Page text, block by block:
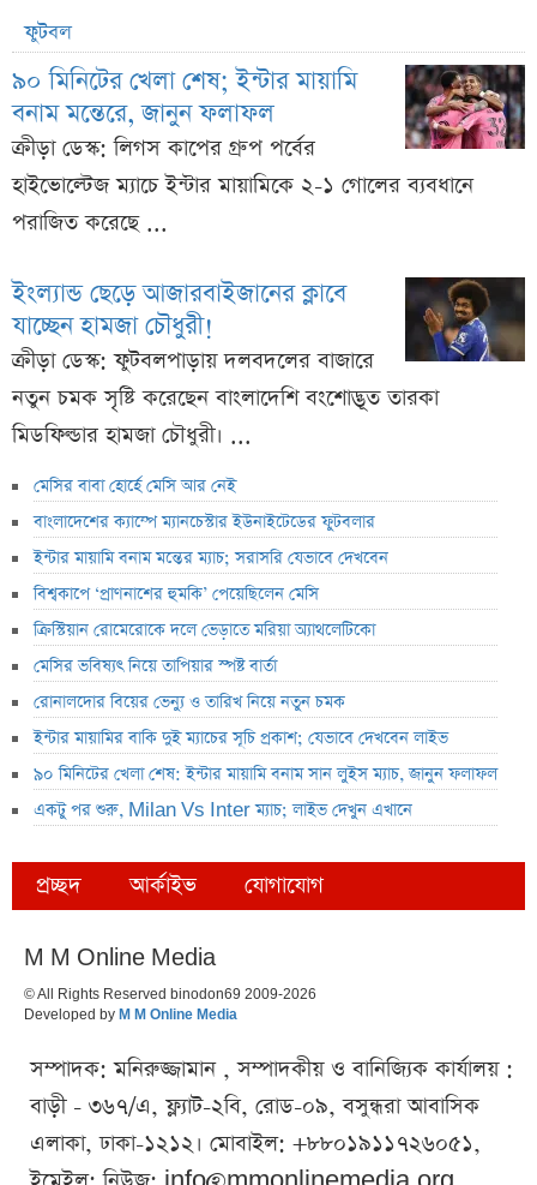
ফুটবল
৯০ মিনিটের খেলা শেষ; ইন্টার মায়ামি
বনাম মন্তেরে, জানুন ফলাফল
ক্রীড়া ডেস্ক: লিগস কাপের গ্রুপ পর্বের
হাইভোল্টেজ ম্যাচে ইন্টার মায়ামিকে ২-১ গোলের ব্যবধানে
পরাজিত করেছে ...
ইংল্যান্ড ছেড়ে আজারবাইজানের ক্লাবে
যাচ্ছেন হামজা চৌধুরী!
ক্রীড়া ডেস্ক: ফুটবলপাড়ায় দলবদলের বাজারে
নতুন চমক সৃষ্টি করেছেন বাংলাদেশি বংশোদ্ভূত তারকা
মিডফিল্ডার হামজা চৌধুরী। ...
মেসির বাবা হোর্হে মেসি আর নেই
বাংলাদেশের ক্যাম্পে ম্যানচেস্টার ইউনাইটেডের ফুটবলার
ইন্টার মায়ামি বনাম মন্তের ম্যাচ; সরাসরি যেভাবে দেখবেন
বিশ্বকাপে ‘প্রাণনাশের হুমকি’ পেয়েছিলেন মেসি
ক্রিস্টিয়ান রোমেরোকে দলে ভেড়াতে মরিয়া অ্যাথলেটিকো
মেসির ভবিষ্যৎ নিয়ে তাপিয়ার স্পষ্ট বার্তা
রোনালদোর বিয়ের ভেন্যু ও তারিখ নিয়ে নতুন চমক
ইন্টার মায়ামির বাকি দুই ম্যাচের সূচি প্রকাশ; যেভাবে দেখবেন লাইভ
৯০ মিনিটের খেলা শেষ: ইন্টার মায়ামি বনাম সান লুইস ম্যাচ, জানুন ফলাফল
একটু পর শুরু, Milan Vs Inter ম্যাচ; লাইভ দেখুন এখানে
প্রচ্ছদ আর্কাইভ যোগাযোগ
M M Online Media
© All Rights Reserved binodon69 2009-2026
Developed by M M Online Media
সম্পাদক: মনিরুজ্জামান , সম্পাদকীয় ও বানিজ্যিক কার্যালয় :
বাড়ী - ৩৬৭/এ, ফ্ল্যাট-২বি, রোড-০৯, বসুন্ধরা আবাসিক
এলাকা, ঢাকা-১২১২। মোবাইল: +৮৮০১৯১১৭২৬০৫১,